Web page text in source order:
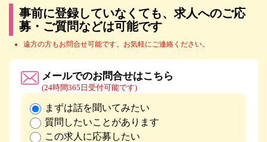
事前に登録していなくても、求人へのご応
募・ご質問などは可能です
遠方の方もお問合せ可能です。お気軽にご連絡ください。
メールでのお問合せはこちら
(24時間365日受付可能です)
まずは話を聞いてみたい
質問したいことがあります
この求人に応募したい